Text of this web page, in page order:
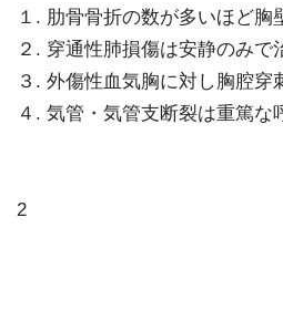
１. 肋骨骨折の数が多いほど胸
２. 穿通性肺損傷は安静のみで
３. 外傷性血気胸に対し胸腔穿
４. 気管・気管支断裂は重篤な
2